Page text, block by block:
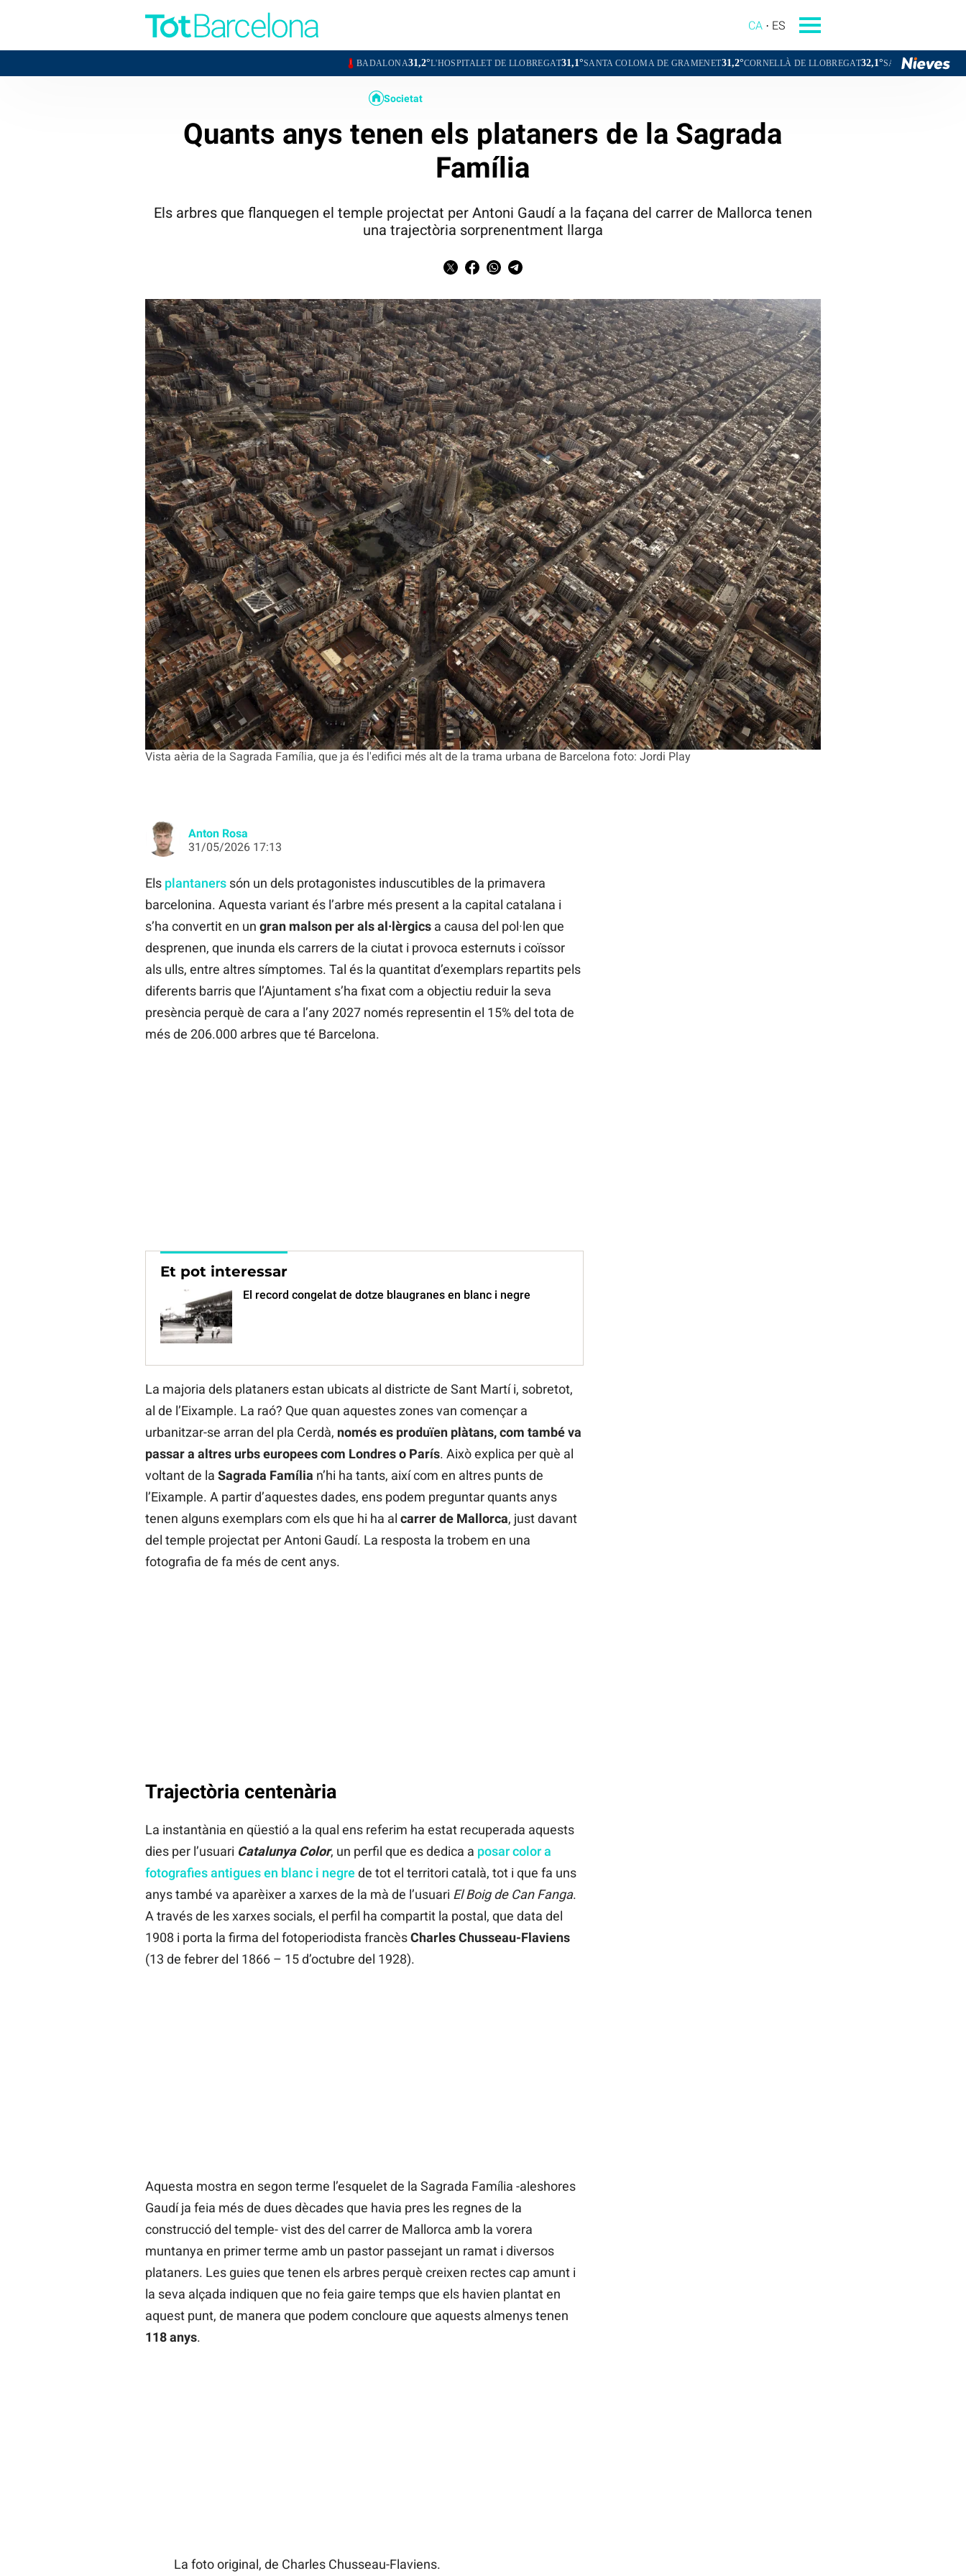
CA ES
31,2°L'HOSPITALET DE LLOBREGAT31,1°SANTA COLOMA DE GRAMENET31,2°CORNELLÀ DE LLOBREGAT32,1°SANT BOI DE LLOBREGAT30,7°
Vista aèria de la Sagrada Família, que ja és l'edifici més alt de la trama urbana de Barcelona foto: Jordi Play
Societat
Quants anys tenen els plataners de la Sagrada
Família
Els arbres que flanquegen el temple projectat per Antoni Gaudí a la façana del carrer de Mallorca tenen
una trajectòria sorprenentment llarga
Anton Rosa
31/05/2026 17:13
Els plantanerssón un dels protagonistes induscutibles de la primavera
barcelonina. Aquesta variant és l’arbre més present a la capital catalana i
s’ha convertit en un gran malson per als al·lèrgicsa causa del pol·len que
desprenen, que inunda els carrers de la ciutat i provoca esternuts i coïssor
als ulls, entre altres símptomes. Tal és la quantitat d’exemplars repartits pels
diferents barris que l’Ajuntament s’ha fixat com a objectiu reduir la seva
presència perquè de cara a l’any 2027 només representin el 15% del tota de
més de 206.000 arbres que té Barcelona.
Et pot interessar
El record congelat de dotze blaugranes en blanc i negre
La majoria dels plataners estan ubicats al districte de Sant Martí i, sobretot,
al de l’Eixample. La raó? Que quan aquestes zones van començar a
urbanitzar-se arran del pla Cerdà, només es produïen plàtans, com també va
passar a altres urbs europees com Londres o París. Això explica per què al
voltant de la Sagrada Família n’hi ha tants, així com en altres punts de
l’Eixample. A partir d’aquestes dades, ens podem preguntar quants anys
tenen alguns exemplars com els que hi ha al carrer de Mallorca, just davant
del temple projectat per Antoni Gaudí. La resposta la trobem en una
fotografia de fa més de cent anys.
Trajectòria centenària
La instantània en qüestió a la qual ens referim ha estat recuperada aquests
dies per l’usuari Catalunya Color, un perfil que es dedica a posar color a
fotografies antigues en blanc i negre de tot el territori català, tot i que fa uns
anys també va aparèixer a xarxes de la mà de l’usuari El Boig de Can Fanga.
A través de les xarxes socials, el perfil ha compartit la postal, que data del
1908 i porta la firma del fotoperiodista francèsCharles Chusseau-Flaviens
(13 de febrer del 1866 – 15 d’octubre del 1928).
Aquesta mostra en segon terme l’esquelet de la Sagrada Família -aleshores
Gaudí ja feia més de dues dècades que havia pres les regnes de la
construcció del temple- vist des del carrer de Mallorca amb la vorera
muntanya en primer terme amb un pastor passejant un ramat i diversos
plataners. Les guies que tenen els arbres perquè creixen rectes cap amunt i
la seva alçada indiquen que no feia gaire temps que els havien plantat en
aquest punt, de manera que podem concloure que aquests almenys tenen
118 anys.
La foto original, de Charles Chusseau-Flaviens.